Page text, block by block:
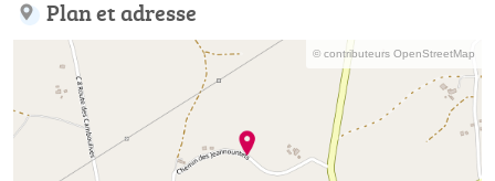
Plan et adresse
© contributeurs OpenStreetMap